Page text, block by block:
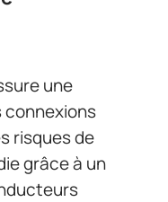
une
risques de
grâce à un